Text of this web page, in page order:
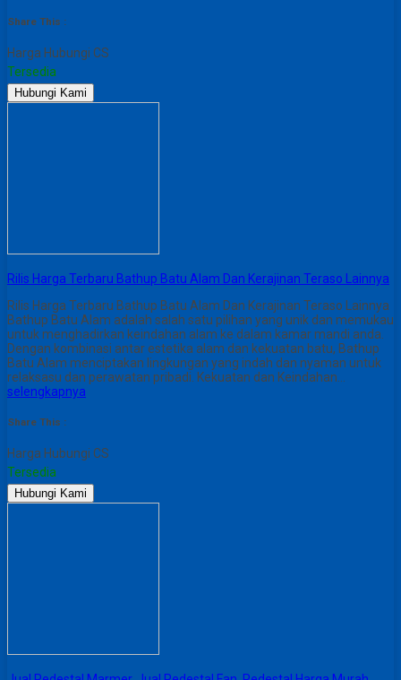
Share This :
Harga Hubungi CS
Tersedia
Hubungi Kami
Rilis Harga Terbaru Bathup Batu Alam Dan Kerajinan Teraso Lainnya
Rilis Harga Terbaru Bathup Batu Alam Dan Kerajinan Teraso Lainnya
Bathup Batu Alam adalah salah satu pilihan yang unik dan memukau
untuk menghadirkan keindahan alam ke dalam kamar mandi anda.
Dengan kombinasi antar estetika alam dan kekuatan batu, Bathup
Batu Alam menciptakan lingkungan yang indah dan nyaman untuk
relaksasu dan perawatan pribadi. Kekuatan dan Keindahan…
selengkapnya
Share This :
Harga Hubungi CS
Tersedia
Hubungi Kami